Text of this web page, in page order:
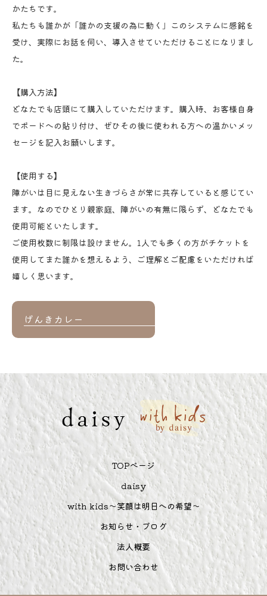
かたちです。
私たちも誰かが「誰かの支援の為に動く」このシステムに感銘を
受け、実際にお話を伺い、導入させていただけることになりまし
た。
【購入方法】
どなたでも店頭にて購入していただけます。購入時、お客様自身
でボードへの貼り付け、ぜひその後に使われる方への温かいメッ
セージを記入お願いします。
【使用する】
障がいは目に見えない生きづらさが常に共存していると感じてい
ます。なのでひとり親家庭、障がいの有無に限らず、どなたでも
使用可能といたします。
ご使用枚数に制限は設けません。1人でも多くの方がチケットを
使用してまた誰かを想えるよう、ご理解とご配慮をいただければ
嬉しく思います。
げんきカレー
TOPぺージ
daisy
with kids～笑顔は明日への希望～
お知らせ・ブログ
法人概要
お問い合わせ